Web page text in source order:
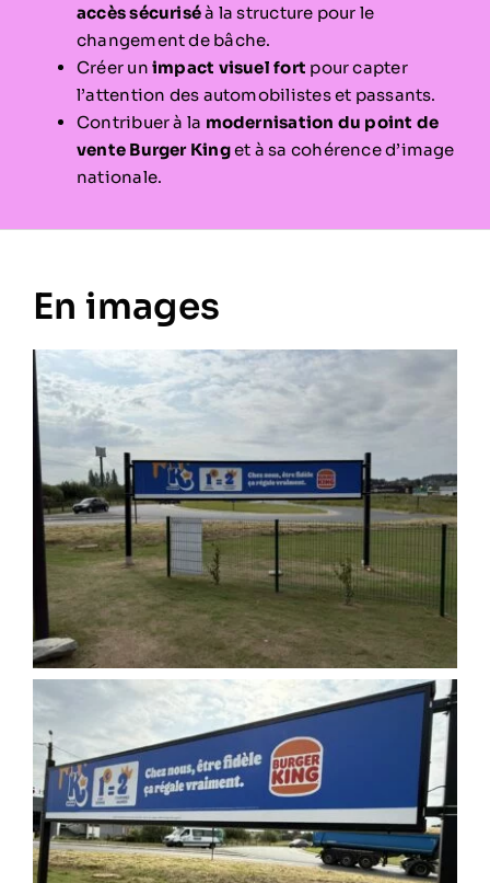
accès sécuriséà la structure pour le
changement de bâche.
Créer unimpact visuel fort pour capter
l’attention des automobilistes et passants.
Contribuer à la modernisation du point de
vente Burger Kinget à sa cohérence d’image
nationale.
En images